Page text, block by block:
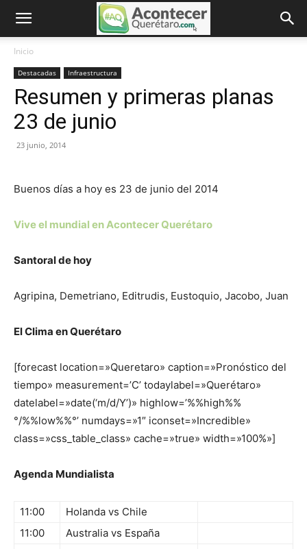
Inicio
Destacadas Infraestructura
Resumen y primeras planas
23 de junio
23 junio, 2014
Buenos días a hoy es 23 de junio del 2014
Vive el mundial en Acontecer Querétaro
Santoral de hoy
Agripina, Demetriano, Editrudis, Eustoquio, Jacobo, Juan
El Clima en Querétaro
[forecast location=»Queretaro» caption=»Pronóstico del
tiempo» measurement=’C’ todaylabel=»Querétaro»
datelabel=»date(‘m/d/Y’)» highlow=’%%high%%
°/%%low%%°’ numdays=»1″ iconset=»Incredible»
class=»css_table_class» cache=»true» width=»100%»]
Agenda Mundialista
11:00
Holanda vs Chile
11:00
Australia vs España